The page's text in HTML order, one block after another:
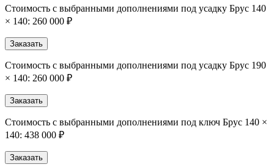
Стоимость с выбранными дополнениями под усадку Брус 140
× 140: 260 000 ₽
Заказать
Стоимость с выбранными дополнениями под усадку Брус 190
× 140: 260 000 ₽
Заказать
Стоимость с выбранными дополнениями под ключ Брус 140 ×
140: 438 000 ₽
Заказать